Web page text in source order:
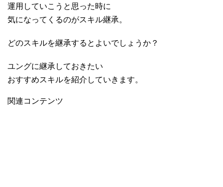
運用していこうと思った時に
気になってくるのがスキル継承。
どのスキルを継承するとよいでしょうか？
ユングに継承しておきたい
おすすめスキルを紹介していきます。
関連コンテンツ